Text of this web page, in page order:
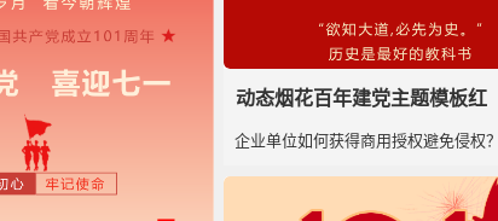
动态烟花百年建党主题模板红
企业单位如何获得商用授权避免侵权？